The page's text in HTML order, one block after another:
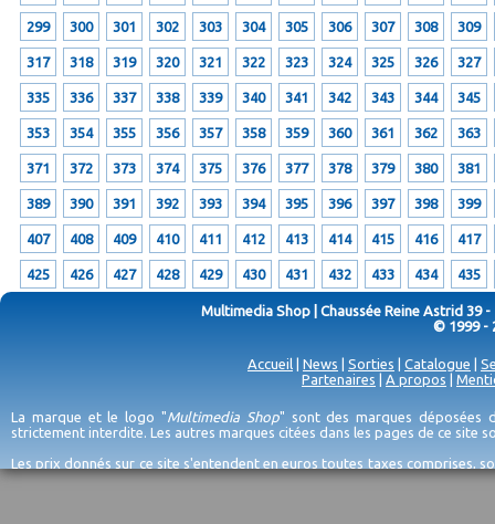
299 300 301 302 303 304 305 306 307 308 309
317 318 319 320 321 322 323 324 325 326 327
335 336 337 338 339 340 341 342 343 344 345
353 354 355 356 357 358 359 360 361 362 363
371 372 373 374 375 376 377 378 379 380 381
389 390 391 392 393 394 395 396 397 398 399
407 408 409 410 411 412 413 414 415 416 417
425 426 427 428 429 430 431 432 433 434 435
Multimedia Shop | Chaussée Reine Astrid 39 -
© 1999 -
Accueil News Sorties Catalogue
Partenaires
A propos
La marque et le logo "Multimedia Shop" sont des marques déposées
strictement interdite. Les autres marques citées dans les pages de ce site
Les prix donnés sur ce site s'entendent en euros toutes taxes comprises,
erreurs d'encodage, et sauf épuisement du stock et/ou impossibilité de